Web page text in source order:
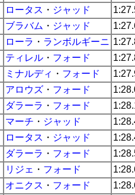
ロータス ・ ジャッド
ブラバム ・ ジャッド
ローラ ・ ランボルギーニ
ティレル ・ フォード
ミナルディ ・ フォード
アロウズ ・ フォード
ダラーラ ・ フォード
マーチ ・ ジャッド
ロータス ・ ジャッド
ダラーラ ・ フォード
リジェ ・ フォード
オニクス ・ フォード